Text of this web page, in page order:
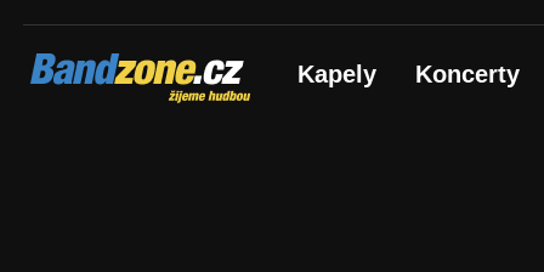
Bandzone.cz
žijeme hudbou Kapely Koncerty